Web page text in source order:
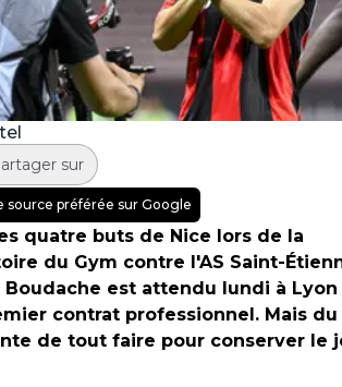
sur
préférée sur Google
quatre buts de Nice lors de la
du Gym contre l'AS Saint-
est attendu lundi à Lyon
contrat professionnel. Mais
de tout faire pour conserver le